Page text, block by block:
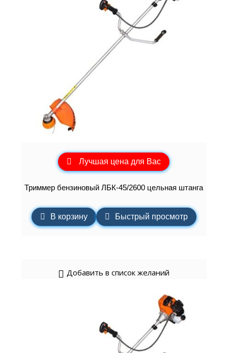
Лучшая цена для Вас
Триммер бензиновый ЛБК-45/2600 цельная штанга
В корзину Быстрый просмотр
Добавить в список желаний